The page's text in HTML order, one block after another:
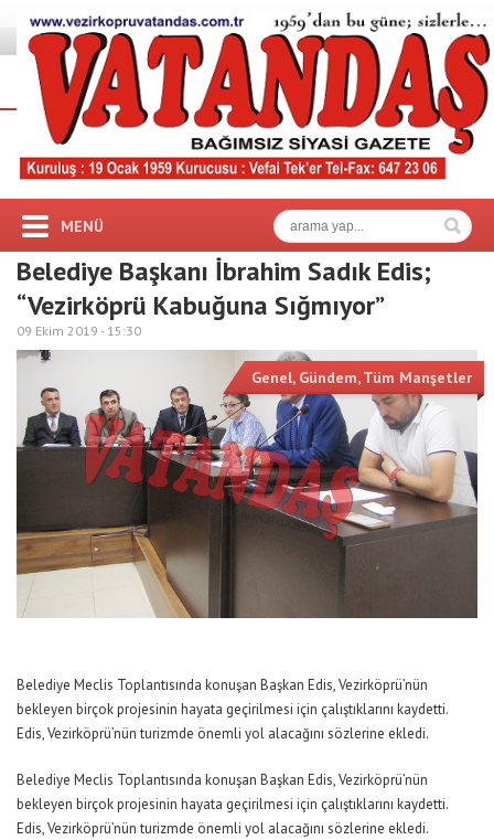
MENÜ
Belediye Başkanı İbrahim Sadık Edis;
“Vezirköprü Kabuğuna Sığmıyor”
09 Ekim 2019 - 15:30
Genel, Gündem,Tüm Manşetler
Belediye Meclis Toplantısında konuşan Başkan Edis, Vezirköprü’nün
bekleyen birçok projesinin hayata geçirilmesi için çalıştıklarını kaydetti.
Edis, Vezirköprü’nün turizmde önemli yol alacağını sözlerine ekledi.
Belediye Meclis Toplantısında konuşan Başkan Edis, Vezirköprü’nün
bekleyen birçok projesinin hayata geçirilmesi için çalıştıklarını kaydetti.
Edis, Vezirköprü’nün turizmde önemli yol alacağını sözlerine ekledi.